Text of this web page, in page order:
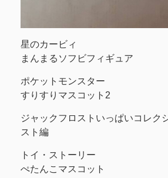
星のカービィ
まんまるソフビフィギュア
ポケットモンスター
すりすりマスコット2
ジャックフロストいっぱいコレク
スト編
トイ・ストーリー
ぺたんこマスコット